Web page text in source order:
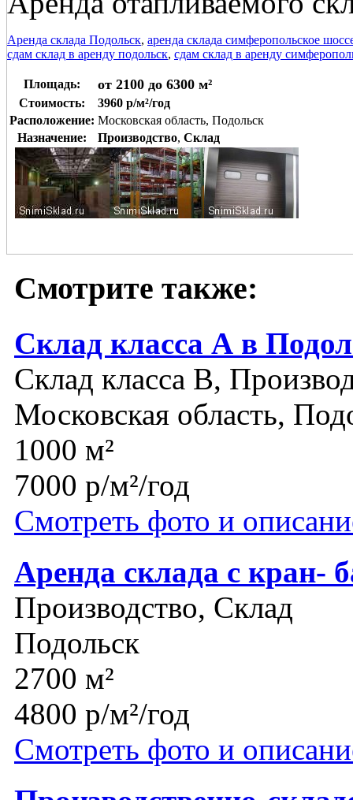
Аренда склада Подольск, аренда склада симферопольское
сдам склад в аренду подольск, сдам склад в аренду
Площадь: от 2100 до 6300 м²
Стоимость:
3960 р/м²/год
Расположение: Московская область, Подольск
Назначение:
Производство, Склад
Смотрите также:
Склад класса А в
Склад класса B,
Московская область,
1000 м²
7000 р/м²/год
Смотреть фото и
Аренда склада с кран-
Производство, Склад
Подольск
2700 м²
4800 р/м²/год
Смотреть фото и